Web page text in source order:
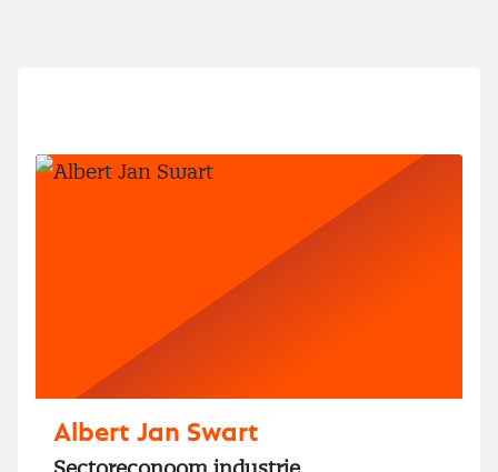
Albert Jan Swart